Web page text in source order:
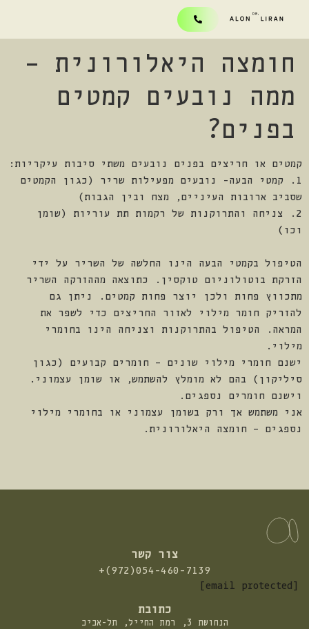
חומצה היאלורונית –
ממה נובעים קמטים
בפנים?
קמטים או חריצים בפנים נובעים משתי סיבות עיקריות:
1. קמטי הבעה- נובעים מפעילות שריר (כגון הקמטים
שסביב ארובות העיניים, מצח ובין הגבות)
2. צניחה והתרוקנות של רקמות תת עוריות (שומן
וכו)
הטיפול בקמטי הבעה הינו החלשה של השריר על ידי
הזרקת בוטולוניום טוקסין. כתוצאה מההזרקה השריר
מתכווץ פחות ולכן יוצר פחות קמטים. ניתן גם
להזריק חומר מילוי לאזור החריצים כדי לשפר את
המראה. הטיפול בהתרוקנות וצניחה הינו בחומרי
מילוי.
ישנם חומרי מילוי שונים – חומרים קבועים (כגון
סיליקון) בהם לא מומלץ להשתמש, או שומן עצמוני.
וישנם חומרים נספגים.
אני משתמש אך ורק בשומן עצמוני או בחומרי מילוי
נספגים – חומצה היאלורונית.
צור קשר
התקשרו
+(972)054-460-7139
[email protected]
כתובת
הנחושת 3, רמת החייל, תל-אביב